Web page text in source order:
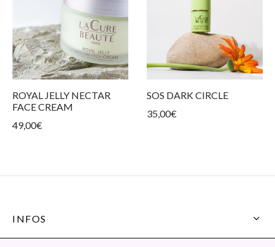
ROYAL JELLY NECTAR
FACE CREAM
49,00€
SOS DARK CIRCLE
35,00€
INFOS